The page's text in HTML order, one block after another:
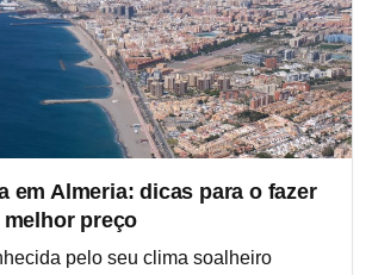
em Almeria: dicas para o fazer
preço
pelo seu clima soalheiro